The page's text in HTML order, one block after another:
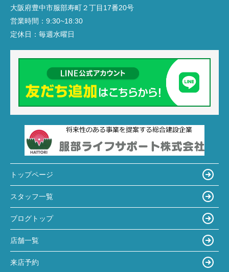
大阪府豊中市服部寿町２丁目17番20号
営業時間： 9:30~18:30
定休日： 毎週水曜日
トップページ
スタッフ一覧
ブログトップ
店舗一覧
来店予約